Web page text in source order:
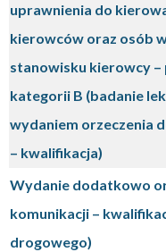
uprawnienia do
kierowców oraz osób
stanowisku kierowcy
kategorii B (badanie
wydaniem orzeczenia
– kwalifikacja)
Wydanie dodatkowo
komunikacji –
drogowego)